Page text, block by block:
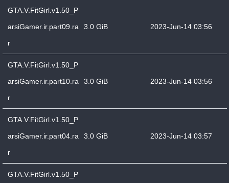
GTA.V.FitGirl.v1.50_P
arsiGamer.ir.part09.ra
r
3.0 GiB 2023-Jun-14 03:56
GTA.V.FitGirl.v1.50_P
arsiGamer.ir.part10.ra
r
3.0 GiB 2023-Jun-14 03:56
GTA.V.FitGirl.v1.50_P
arsiGamer.ir.part04.ra
r
3.0 GiB 2023-Jun-14 03:57
GTA.V.FitGirl.v1.50_P